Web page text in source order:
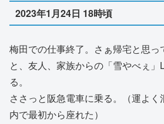
2023年1月24日 18時頃
梅田での仕事終了。さぁ帰宅と思っ
と、友人、家族からの「雪やべぇ
る。
ささっと阪急電車に乗る。（運よ
内で最初から座れた）